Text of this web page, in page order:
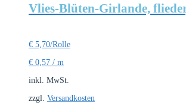
Vlies-Blüten-Girlande,
€ 5,70/Rolle
€ 0,57 / m
inkl. MwSt.
zzgl. Versandkosten